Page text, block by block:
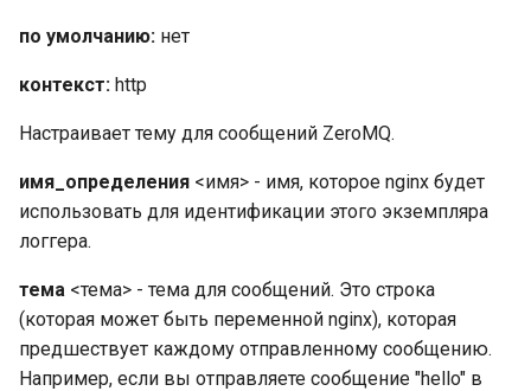
по умолчанию: нет
контекст: http
Настраивает тему для сообщений ZeroMQ.
имя_определения <имя> - имя, которое nginx будет
использовать для идентификации этого экземпляра
логгера.
тема <тема> - тема для сообщений. Это строка
(которая может быть переменной nginx), которая
предшествует каждому отправленному сообщению.
Например, если вы отправляете сообщение "hello" в